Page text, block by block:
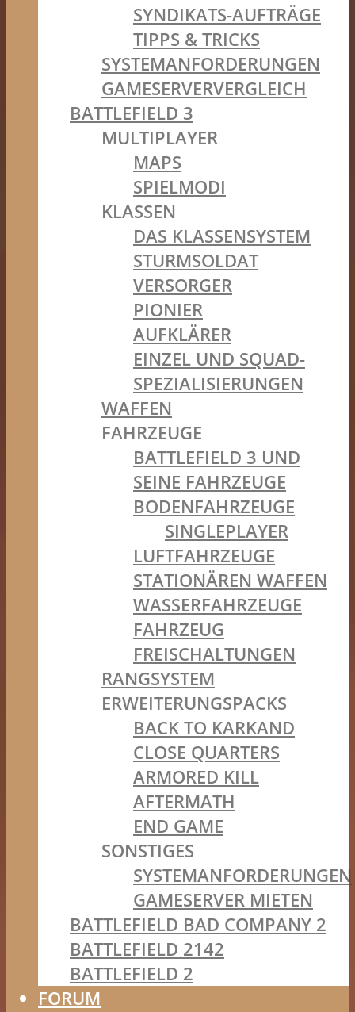
SYNDIKATS-AUFTRÄGE
TIPPS & TRICKS
SYSTEMANFORDERUNGEN
GAMESERVERVERGLEICH
BATTLEFIELD 3
MULTIPLAYER
MAPS
SPIELMODI
KLASSEN
DAS KLASSENSYSTEM
STURMSOLDAT
VERSORGER
PIONIER
AUFKLÄRER
EINZEL UND SQUAD-
SPEZIALISIERUNGEN
WAFFEN
FAHRZEUGE
BATTLEFIELD 3 UND
SEINE FAHRZEUGE
BODENFAHRZEUGE
SINGLEPLAYER
LUFTFAHRZEUGE
STATIONÄREN WAFFEN
WASSERFAHRZEUGE
FAHRZEUG
FREISCHALTUNGEN
RANGSYSTEM
ERWEITERUNGSPACKS
BACK TO KARKAND
CLOSE QUARTERS
ARMORED KILL
AFTERMATH
END GAME
SONSTIGES
SYSTEMANFORDERUNGEN
GAMESERVER MIETEN
BATTLEFIELD BAD COMPANY 2
BATTLEFIELD 2142
BATTLEFIELD 2
FORUM